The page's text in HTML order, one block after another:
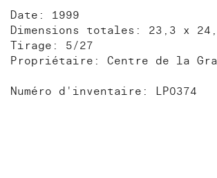
Date: 1999
Dimensions totales: 23,3 x
Tirage: 5/27
Propriétaire: Centre de la
Numéro d'inventaire: LP0374